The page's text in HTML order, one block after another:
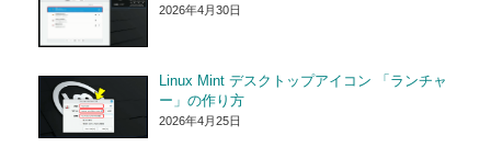
2026年4月30日
Linux Mint デスクトップアイコン 「ランチャ
ー」の作り方
2026年4月25日